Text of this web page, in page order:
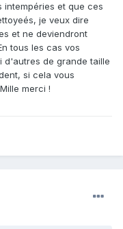
et que ces
je veux dire
et ne deviendront
tous les cas vos
d'autres de grande taille
si cela vous
merci !